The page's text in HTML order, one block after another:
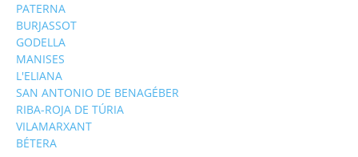
PATERNA
BURJASSOT
GODELLA
MANISES
L'ELIANA
SAN ANTONIO DE BENAGÉBER
RIBA-ROJA DE TÚRIA
VILAMARXANT
BÉTERA